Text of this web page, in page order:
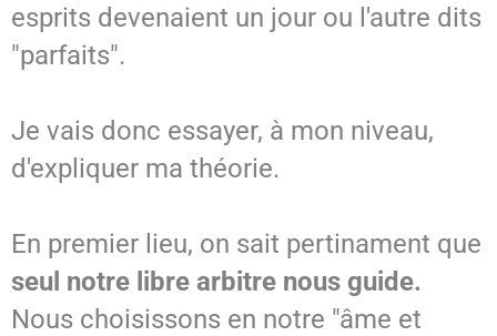
esprits devenaient un jour ou l'autre dits
"parfaits".
Je vais donc essayer, à mon niveau,
d'expliquer ma théorie.
En premier lieu, on sait pertinament que
seul notre libre arbitre nous guide.
Nous choisissons en notre "âme et